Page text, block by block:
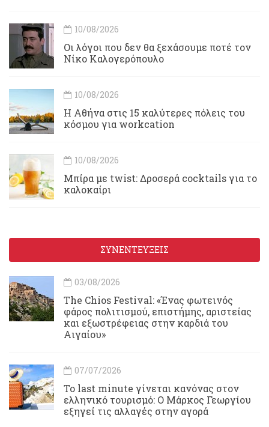
10/08/2026
Οι λόγοι που δεν θα ξεχάσουμε ποτέ τον
Νίκο Καλογερόπουλο
10/08/2026
Η Αθήνα στις 15 καλύτερες πόλεις του
κόσμου για workcation
10/08/2026
Μπίρα με twist: Δροσερά cocktails για το
καλοκαίρι
ΣΥΝΕΝΤΕΥΞΕΙΣ
03/08/2026
Τhe Chios Festival: «Ένας φωτεινός
φάρος πολιτισμού, επιστήμης, αριστείας
και εξωστρέφειας στην καρδιά του
Αιγαίου»
07/07/2026
Το last minute γίνεται κανόνας στον
ελληνικό τουρισμό: Ο Μάρκος Γεωργίου
εξηγεί τις αλλαγές στην αγορά